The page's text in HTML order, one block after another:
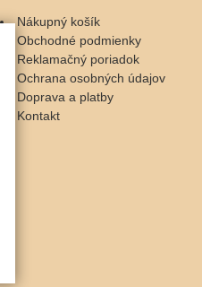
Nákupný košík
Obchodné podmienky
Reklamačný poriadok
Ochrana osobných údajov
Doprava a platby
Kontakt